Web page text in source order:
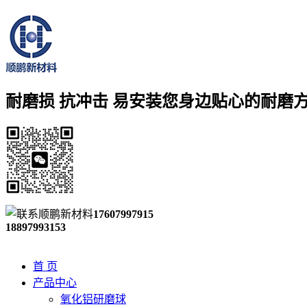
耐磨损 抗冲击 易安装您身边贴心的耐磨
17607997915
18897993153
首 页
产品中心
氧化铝研磨球